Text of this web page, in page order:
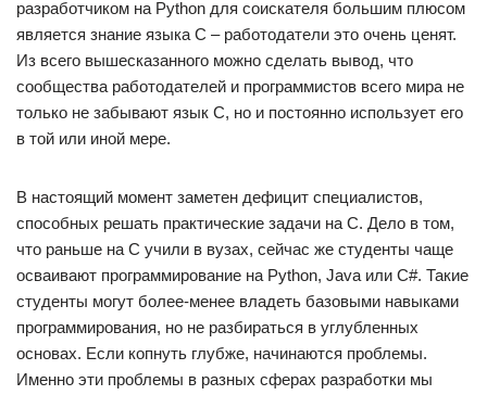
разработчиком на Python для соискателя большим плюсом
является знание языка С – работодатели это очень ценят.
Из всего вышесказанного можно сделать вывод, что
сообщества работодателей и программистов всего мира не
только не забывают язык С, но и постоянно использует его
в той или иной мере.
В настоящий момент заметен дефицит специалистов,
способных решать практические задачи на C. Дело в том,
что раньше на C учили в вузах, сейчас же студенты чаще
осваивают программирование на Python, Java или C#. Такие
студенты могут более-менее владеть базовыми навыками
программирования, но не разбираться в углубленных
основах. Если копнуть глубже, начинаются проблемы.
Именно эти проблемы в разных сферах разработки мы